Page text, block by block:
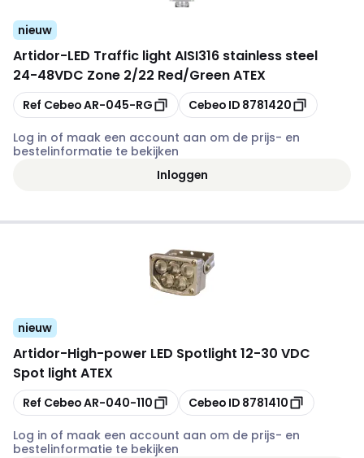
nieuw
Artidor-LED Traffic light AISI316 stainless steel
24-48VDC Zone 2/22 Red/Green ATEX
Kopiëren
Ref CebeoAR-045-RG Kopiëren
Cebeo ID 8781420
Log in of maak een account aan om de prijs- en
bestelinformatie te bekijken
Inloggen
nieuw
Artidor-High-power LED Spotlight 12-30 VDC
Spot light ATEX
Kopiëren
Ref CebeoAR-040-110 Kopiëren
Cebeo ID 8781410
Log in of maak een account aan om de prijs- en
bestelinformatie te bekijken